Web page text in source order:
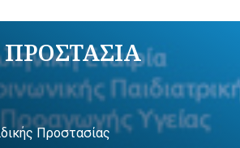
Προστασίας